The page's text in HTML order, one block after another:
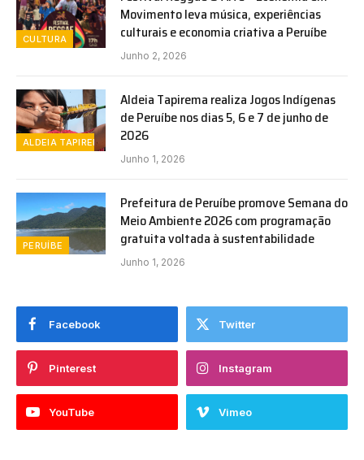
CULTURA
Movimento leva música, experiências
culturais e economia criativa a Peruíbe
Junho 2, 2026
ALDEIA TAPIREMA
Aldeia Tapirema realiza Jogos Indígenas
de Peruíbe nos dias 5, 6 e 7 de junho de
2026
Junho 1, 2026
PERUÍBE
Prefeitura de Peruíbe promove Semana do
Meio Ambiente 2026 com programação
gratuita voltada à sustentabilidade
Junho 1, 2026
Facebook Twitter
Pinterest Instagram
YouTube Vimeo